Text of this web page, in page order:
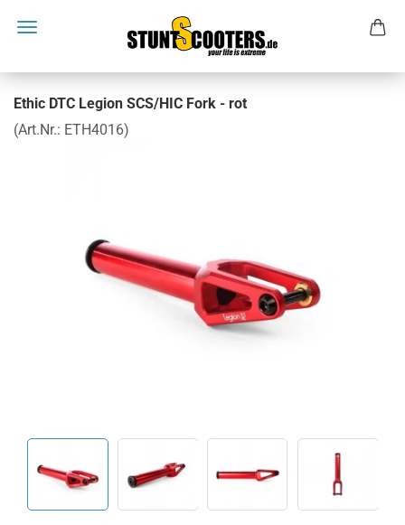
Ethic DTC Legion SCS/HIC Fork - rot
(Art.Nr.: ETH4016)